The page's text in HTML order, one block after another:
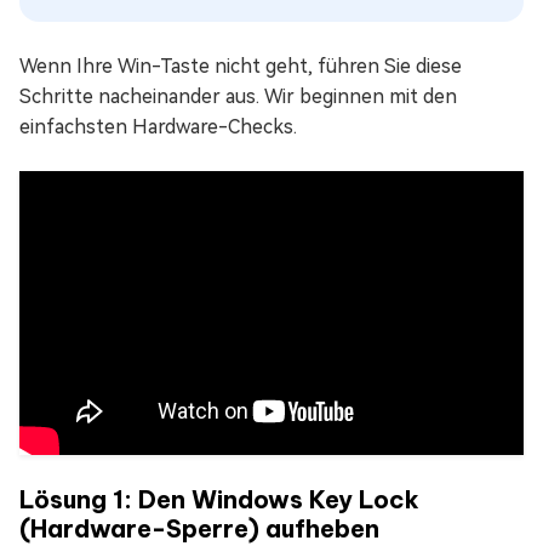
Wenn Ihre Win-Taste nicht geht, führen Sie diese
Schritte nacheinander aus. Wir beginnen mit den
einfachsten Hardware-Checks.
Lösung 1: Den Windows Key Lock
(Hardware-Sperre) aufheben